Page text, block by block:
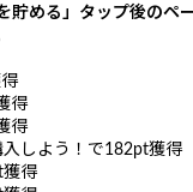
貯める」タップ後の
得
得
入しよう！で182pt獲得
獲得